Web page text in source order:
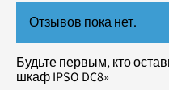
Отзывов пока нет.
Будьте первым, кто
шкаф IPSO DC8»